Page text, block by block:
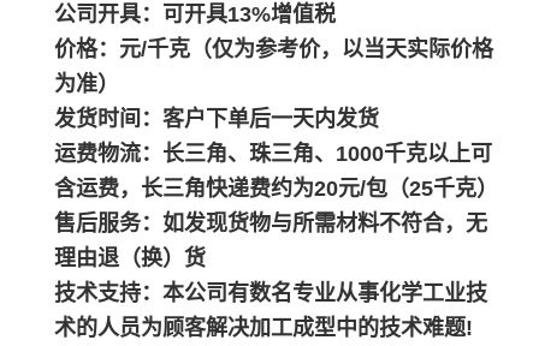
公司开具：可开具13%增值税
价格：元/千克（仅为参考价，以当天实际价格
为准）
发货时间：客户下单后一天内发货
运费物流：长三角、珠三角、1000千克以上可
含运费，长三角快递费约为20元/包（25千克）
售后服务：如发现货物与所需材料不符合，无
理由退（换）货
技术支持：本公司有数名专业从事化学工业技
术的人员为顾客解决加工成型中的技术难题!